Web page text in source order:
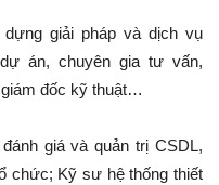
giải pháp và dịch vụ
án, chuyên gia tư vấn,
đốc kỹ thuật…
giá và quản trị CSDL,
chức; Kỹ sư hệ thống thiết